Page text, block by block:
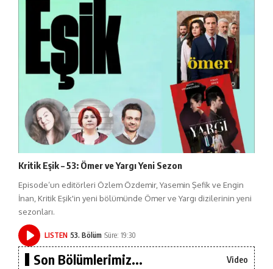
Kritik Eşik – 53: Ömer ve Yargı Yeni Sezon
Episode’un editörleri Özlem Özdemir, Yasemin Şefik ve Engin
İnan, Kritik Eşik'in yeni bölümünde Ömer ve Yargı dizilerinin yeni
sezonları.
LISTEN 53. Bölüm Süre: 19:30
Son Bölümlerimiz... Video